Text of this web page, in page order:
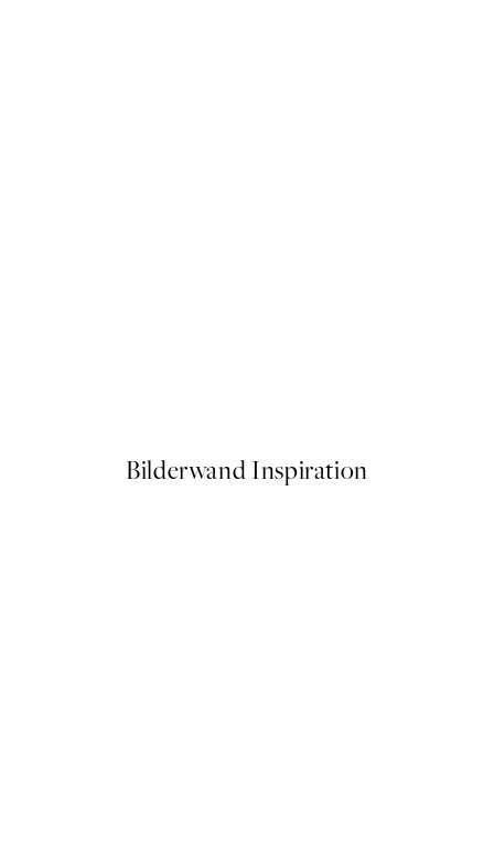
Bilderwand Inspiration